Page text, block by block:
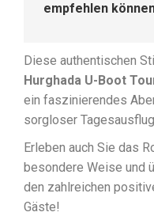
empfehlen
Diese authentischen
Hurghada U-Boot
ein faszinierendes
sorgloser
Erleben auch Sie das
besondere Weise und
den zahlreichen
Gäste!